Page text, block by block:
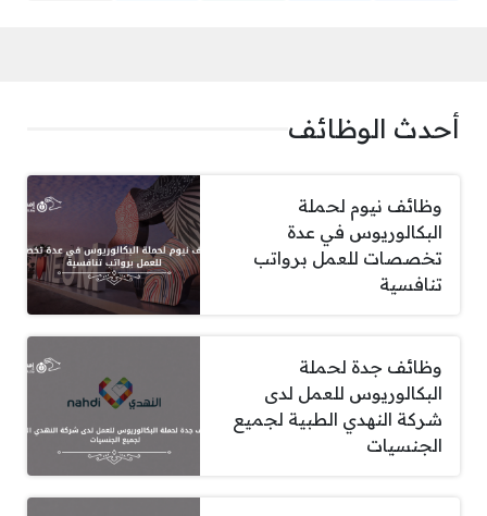
أحدث الوظائف
وظائف نيوم لحملة
البكالوريوس في عدة
تخصصات للعمل برواتب
تنافسية
وظائف جدة لحملة
البكالوريوس للعمل لدى
شركة النهدي الطبية لجميع
الجنسيات